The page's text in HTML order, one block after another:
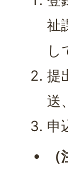
祉
し
提
送
申